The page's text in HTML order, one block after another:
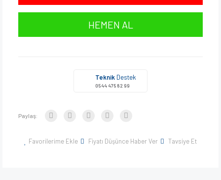
HEMEN AL
Teknik Destek
0544 475 82 99
Paylaş:
Favorilerime Ekle Fiyatı Düşünce Haber Ver Tavsiye Et